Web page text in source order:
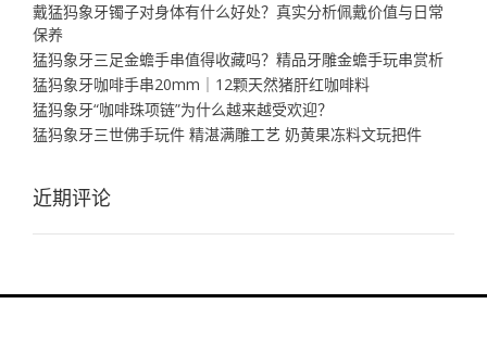
戴猛犸象牙镯子对身体有什么好处？真实分析佩戴价值与日常
保养
猛犸象牙三足金蟾手串值得收藏吗？精品牙雕金蟾手玩串赏析
猛犸象牙咖啡手串20mm｜12颗天然猪肝红咖啡料
猛犸象牙“咖啡珠项链”为什么越来越受欢迎？
猛犸象牙三世佛手玩件 精湛满雕工艺 奶黄果冻料文玩把件
近期评论